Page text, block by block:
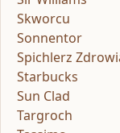
Skworcu
Sonnentor
Spichlerz
Starbucks
Sun Clad
Targroch